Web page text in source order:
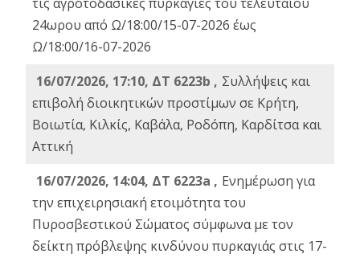
24ωρου από Ω/18:00/15-07-2026 έως
Ω/18:00/16-07-2026
16/07/2026, 17:10, ΔΤ 6223b , Συλλήψεις και
επιβολή διοικητικών προστίμων σε Κρήτη,
Βοιωτία, Κιλκίς, Καβάλα, Ροδόπη, Καρδίτσα και
Αττική
16/07/2026, 14:04, ΔΤ 6223a , Ενημέρωση για
την επιχειρησιακή ετοιμότητα του
Πυροσβεστικού Σώματος σύμφωνα με τον
δείκτη πρόβλεψης κινδύνου πυρκαγιάς στις 17-